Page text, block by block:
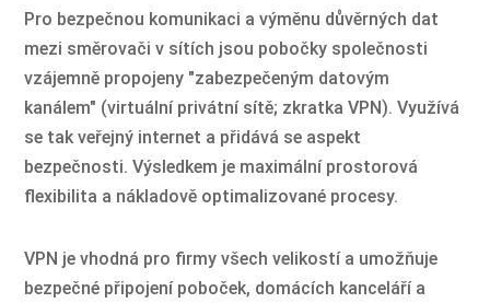
Pro bezpečnou komunikaci a výměnu důvěrných dat
mezi směrovači v sítích jsou pobočky společnosti
vzájemně propojeny "zabezpečeným datovým
kanálem" (virtuální privátní sítě; zkratka VPN). Využívá
se tak veřejný internet a přidává se aspekt
bezpečnosti. Výsledkem je maximální prostorová
flexibilita a nákladově optimalizované procesy.
VPN je vhodná pro firmy všech velikostí a umožňuje
bezpečné připojení poboček, domácích kanceláří a